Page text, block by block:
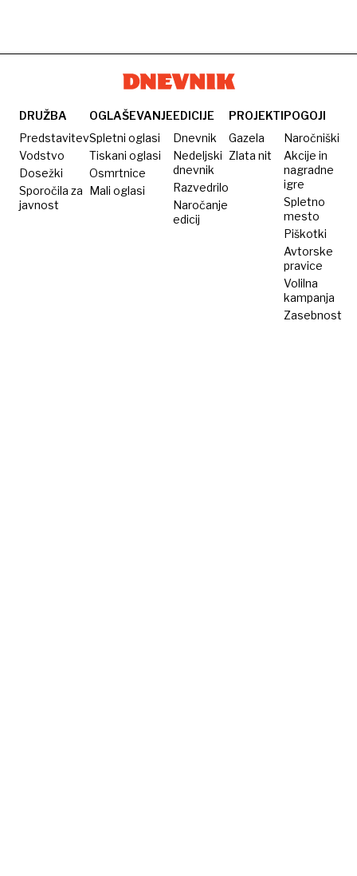
DRUŽBA
Predstavitev
Vodstvo
Dosežki
Sporočila za
javnost
OGLAŠEVANJE
Spletni oglasi
Tiskani oglasi
Osmrtnice
Mali oglasi
EDICIJE
Dnevnik
Nedeljski
dnevnik
Razvedrilo
Naročanje
edicij
PROJEKTI
Gazela
Zlata nit
POGOJI
Naročniški
Akcije in
nagradne
igre
Spletno
mesto
Piškotki
Avtorske
pravice
Volilna
kampanja
Zasebnost